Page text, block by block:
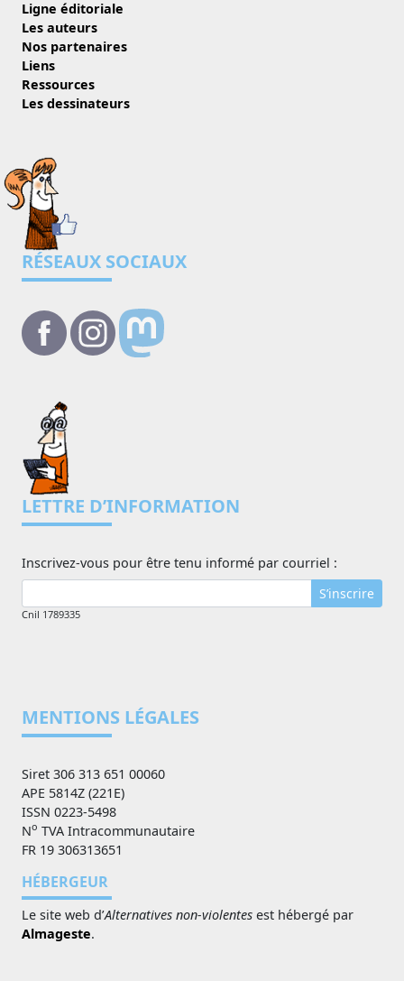
Ligne éditoriale
Les auteurs
Nos partenaires
Liens
Ressources
Les dessinateurs
RÉSEAUX SOCIAUX
LETTRE D’INFORMATION
Inscrivez-vous pour être tenu informé par courriel :
S’inscrire
Cnil 1789335
MENTIONS LÉGALES
Siret 306 313 651 00060
APE 5814Z (221E)
ISSN 0223-5498
No TVA Intracommunautaire
FR 19 306313651
HÉBERGEUR
Le site web d’Alternatives non-violentes est hébergé par
Almageste.